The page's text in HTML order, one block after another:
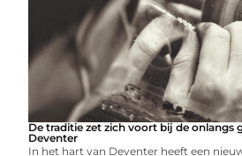
De traditie zet zich voort bij de onlangs
Deventer
In het hart van Deventer heeft een